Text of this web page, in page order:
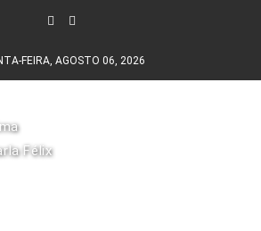
FEIRA, AGOSTO 06, 2026
Félix